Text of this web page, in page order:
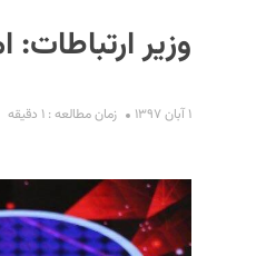
وزیر
۱ آبان ۱۳۹۷ زمان مطالعه : ۱ دقیقه